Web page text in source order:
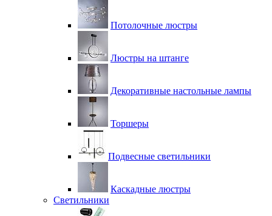
Потолочные люстры
Люстры на штанге
Декоративные настольные лампы
Торшеры
Подвесные светильники
Каскадные люстры
Светильники